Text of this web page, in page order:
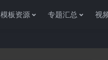
模板资源 专题汇总 视